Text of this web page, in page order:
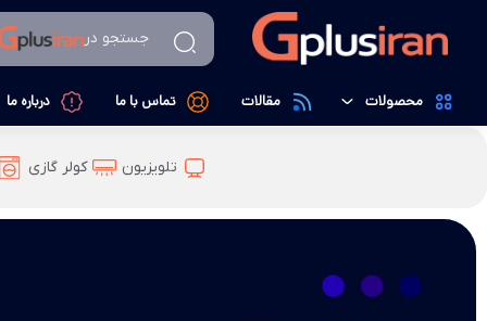
جستجو در
محصولات
کولرگازی
داکت اسپیلت لوازم خانگی
کالای دیجیتال
مقالات تماس با ما درباره ما
تلویزیون کولر گازی